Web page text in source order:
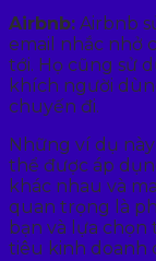
Airbnb: Airbnb
email nhắc nhở
tới. Họ cũng sử
khích người
chuyến đi.
Những ví dụ
thể được áp
khác nhau và
quan trọng là
bạn và lựa
tiêu kinh doanh